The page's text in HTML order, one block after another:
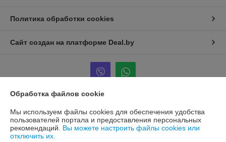
Политика обработки cookies
Сайт создан на платформе Deal.by
Информация для покупателя
Юридическое лицо:ООО "ПроАква"
г.Минск ул.Городецкая 44, пом.155А
Обработка файлов cookie
Мы используем файлы cookies для обеспечения удобства
пользователей портала и предоставления персональных
рекомендаций. Вы можете настроить файлы cookies или
отключить их.